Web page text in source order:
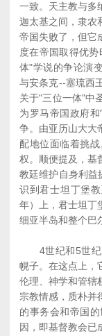
一致。天主教与多
迦太基之间，隶农
帝国失败了，但它
度在帝国取得优
体"学说的争论演
与安条克--塞琉西
关于"三位一体"中
为罗马帝国政府
争。由亚历山大大
配地位面临着挑
权。顺便提及，基
教廷维护自身利益
识到君士坦丁堡
年）上，君士坦丁
细亚半岛和整个巴
4世纪和5世纪
幌子。在这点上，
伦理、神学和管辖
宗教情感，质朴并
的事务会和帝国
因，即基督教会已